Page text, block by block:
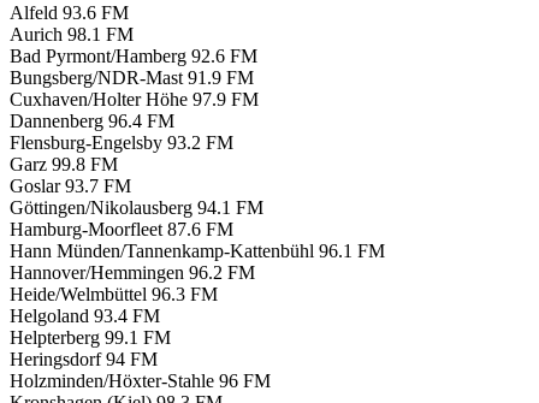
Alfeld 93.6 FM
Aurich 98.1 FM
Bad Pyrmont/Hamberg 92.6 FM
Bungsberg/NDR-Mast 91.9 FM
Cuxhaven/Holter Höhe 97.9 FM
Dannenberg 96.4 FM
Flensburg-Engelsby 93.2 FM
Garz 99.8 FM
Goslar 93.7 FM
Göttingen/Nikolausberg 94.1 FM
Hamburg-Moorfleet 87.6 FM
Hann Münden/Tannenkamp-Kattenbühl 96.1 FM
Hannover/Hemmingen 96.2 FM
Heide/Welmbüttel 96.3 FM
Helgoland 93.4 FM
Helpterberg 99.1 FM
Heringsdorf 94 FM
Holzminden/Höxter-Stahle 96 FM